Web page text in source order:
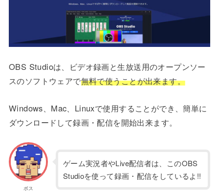
OBS Studioは、ビデオ録画と生放送用のオープンソー
スのソフトウェアで無料で使うことが出来ます。
Windows、Mac、Linuxで使用することができ、簡単に
ダウンロードして録画・配信を開始出来ます。
ボス
ゲーム実況者やLive配信者は、このOBS
Studioを使って録画・配信をしているよ!!